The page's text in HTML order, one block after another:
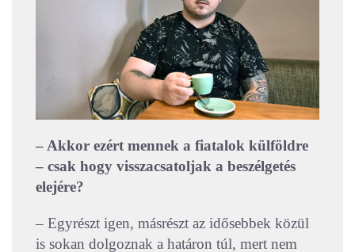
– Akkor ezért mennek a fiatalok külföldre
– csak hogy visszacsatoljak a beszélgetés
elejére?
– Egyrészt igen, másrészt az idősebbek közül
is sokan dolgoznak a határon túl, mert nem